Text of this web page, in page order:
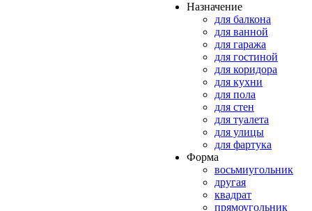
Назначение
для балкона
для ванной
для гаража
для гостиной
для коридора
для кухни
для пола
для стен
для туалета
для улицы
для фартука
Форма
восьмиугольник
другая
квадрат
прямоугольник